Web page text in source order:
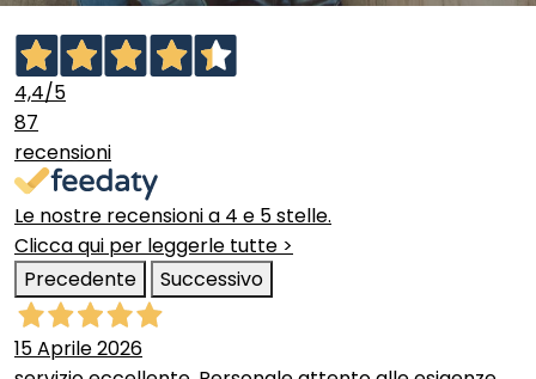
4,4/5
87
recensioni
Le nostre recensioni a 4 e 5 stelle.
Clicca qui per leggerle tutte >
Precedente
Successivo
15 Aprile 2026